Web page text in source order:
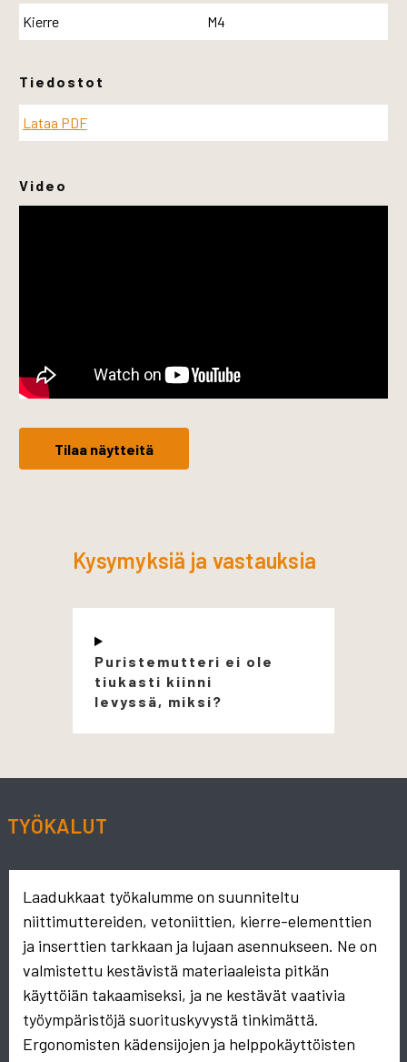
Kierre M4
Tiedostot
Lataa PDF
Video
Tilaa näytteitä
Kysymyksiä ja vastauksia
Puristemutteri ei ole
tiukasti kiinni
levyssä, miksi?
TYÖKALUT
Laadukkaat työkalumme on suunniteltu
niittimuttereiden, vetoniittien, kierre-elementtien
ja inserttien tarkkaan ja lujaan asennukseen. Ne on
valmistettu kestävistä materiaaleista pitkän
käyttöiän takaamiseksi, ja ne kestävät vaativia
työympäristöjä suorituskyvystä tinkimättä.
Ergonomisten kädensijojen ja helppokäyttöisten